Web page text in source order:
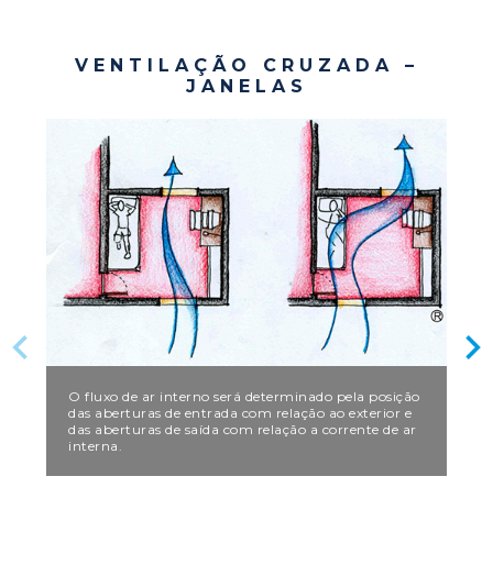
VENTILAÇÃO CRUZADA –
JANELAS
O fluxo de ar interno será determinado pela posição
das aberturas de entrada com relação ao exterior e
das aberturas de saída com relação a corrente de ar
interna.